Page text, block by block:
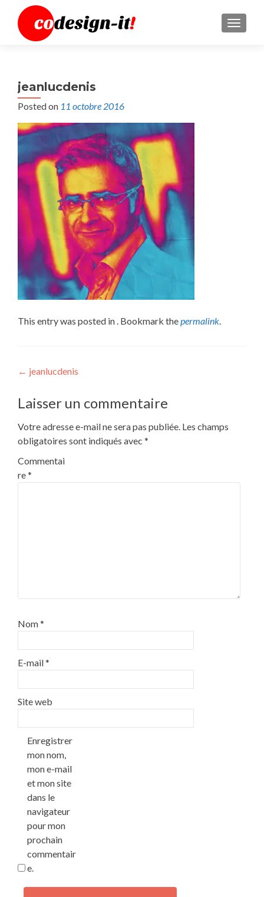
MENU
jeanlucdenis
Posted on 11 octobre 2016
This entry was posted in . Bookmark thepermalink.
Post
navigation
← jeanlucdenis
Laisser un commentaire
Votre adresse e-mail ne sera pas publiée. Les champs
obligatoires sont indiqués avec *
Commentai
re*
Nom*
E-mail*
Site web
Enregistrer
mon nom,
mon e-mail
et mon site
dans le
navigateur
pour mon
prochain
commentair
e.